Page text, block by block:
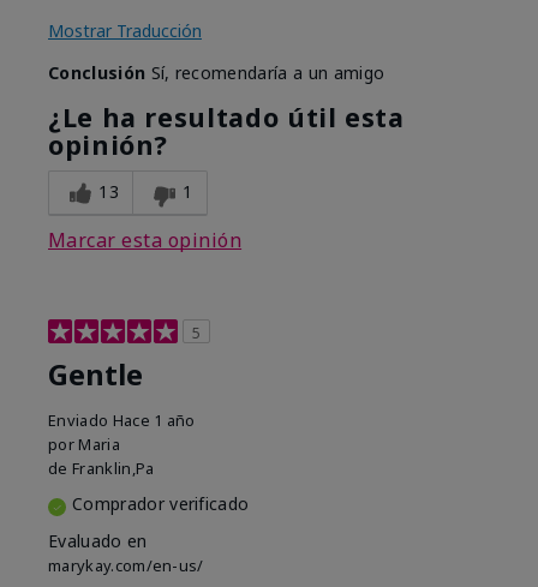
Mostrar Traducción
Conclusión Sí, recomendaría a un amigo
¿Le ha resultado útil esta
opinión?
13 1
Marcar esta opinión
5
Gentle
Enviado Hace 1 año
por Maria
de Franklin,Pa
Comprador verificado
Evaluado en
marykay.com/en-us/